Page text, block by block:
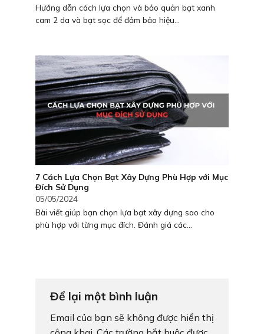
Hướng dẫn cách lựa chọn và bảo quản bạt xanh
cam 2 da và bạt sọc để đảm bảo hiệu...
7 Cách Lựa Chọn Bạt Xây Dựng Phù Hợp với Mục
Đích Sử Dụng
05/05/2024
Bài viết giúp bạn chọn lựa bạt xây dựng sao cho
phù hợp với từng mục đích. Đánh giá các...
Để lại một bình luận
Email của bạn sẽ không được hiển thị